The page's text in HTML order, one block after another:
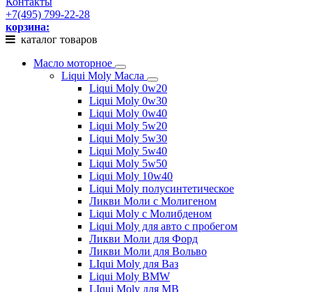
+7(495) 799-22-28
корзина:
каталог товаров
Масло моторное
Liqui Moly Масла
Liqui Moly 0w20
Liqui Moly 0w30
Liqui Moly 0w40
Liqui Moly 5w20
Liqui Moly 5w30
Liqui Moly 5w40
Liqui Moly 5w50
Liqui Moly 10w40
Liqui Moly полусинтетическое
Ликви Моли с Молигеном
Liqui Moly с Молибденом
Liqui Moly для авто с пробегом
Ликви Моли для Форд
Ликви Моли для Вольво
LIqui Moly для Ваз
Liqui Moly BMW
LIqui Moly для MB